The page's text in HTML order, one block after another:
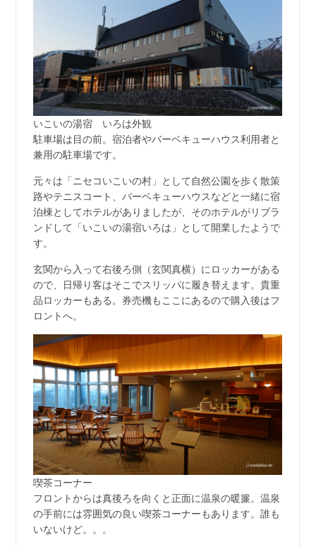
いこいの湯宿 いろは外観
駐車場は目の前。宿泊者やバーベキューハウス利用者と
兼用の駐車場です。
元々は「ニセコいこいの村」として自然公園を歩く散策
路やテニスコート、バーベキューハウスなどと一緒に宿
泊棟としてホテルがありましたが、そのホテルがリブラ
ンドして「いこいの湯宿いろは」として開業したようで
す。
玄関から入って右後ろ側（玄関真横）にロッカーがある
ので、日帰り客はそこでスリッパに履き替えます。貴重
品ロッカーもある。券売機もここにあるので購入後はフ
ロントへ。
喫茶コーナー
フロントからは真後ろを向くと正面に温泉の暖簾。温泉
の手前には雰囲気の良い喫茶コーナーもあります。誰も
いないけど。。。